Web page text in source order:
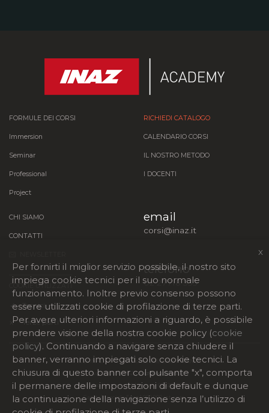
x
Per fornirti il miglior servizio possibile, il nostro sito
impiega cookie tecnici per il suo normale
funzionamento. Inoltre previo consenso possono
essere utilizzati cookie di profilazione di terze parti.
Per avere ulteriori informazioni a riguardo, è possibile
prendere visione della nostra cookie policy (cookie
policy). Continuando a navigare senza chiudere il
banner, verranno impiegati solo cookie tecnici. La
chiusura di questo banner col pulsante "x", comporta
il permanere delle impostazioni di default e dunque
la continuazione della navigazione senza l’utilizzo di
FORMULE DEI CORSI
Immersion
Seminar
Professional
Project
RICHIEDI CATALOGO
CALENDARIO CORSI
IL NOSTRO METODO
I DOCENTI
CHI SIAMO
CONTATTI
COOKIE UTILIZZATI
✓
Tecnici
x
Terze parti
email
corsi@inaz.it
telefono
02 27718 333
© 2026 INAZ srl - Viale Monza 268, 20128 MILANO
P. Iva 05026960962 -inaz@legalmail.it
Registro Imprese di Milano nr 05026960962
Capitale sociale Euro 1.000.000 int. vers.